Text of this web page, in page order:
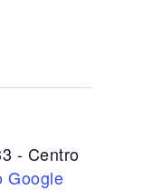
- Centro
Google